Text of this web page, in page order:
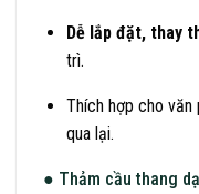
Dễ lắp đặt, thay
trì.
Thích hợp cho văn
qua lại.
● Thảm cầu thang